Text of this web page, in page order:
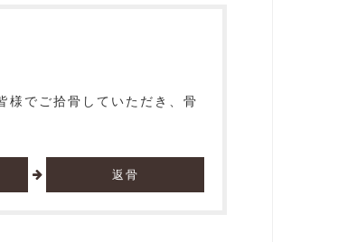
様でご拾骨していただき、骨
返骨